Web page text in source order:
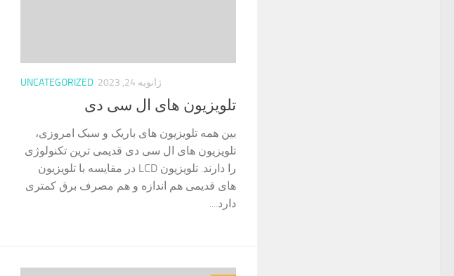
UNCATEGORIZED ژانویه 24, 2023
تلویزیون های ال سی دی
بین همه تلویزیون های باریک و سبک امروزی،
تلویزیون های ال سی دی قدیمی ترین تکنولوژی
را دارند. تلویزیون LCD در مقایسه با تلویزیون
های قدیمی هم اندازه و هم مصرف برق کمتری
دارد....